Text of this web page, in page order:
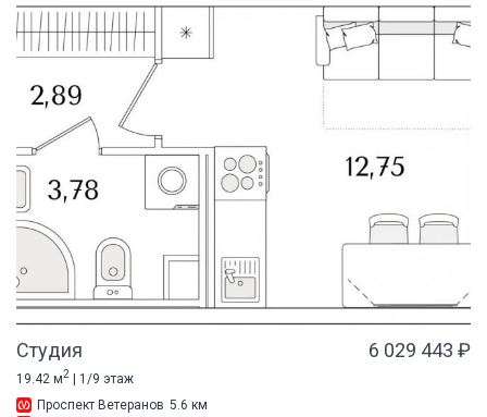
Студия 6 029 443 ₽
19.42 м2
| 1/9 этаж
Проспект Ветеранов 5.6 км